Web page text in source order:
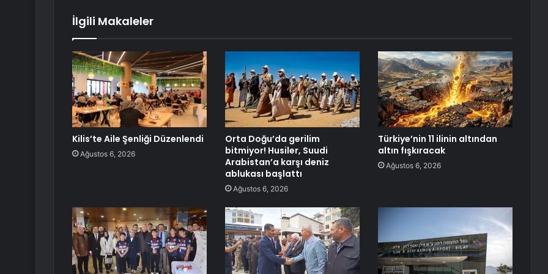
İlgili Makaleler
Kilis’te Aile Şenliği Düzenlendi
Ağustos 6, 2026
Orta Doğu’da gerilim
bitmiyor! Husiler, Suudi
Arabistan’a karşı deniz
ablukası başlattı
Ağustos 6, 2026
Türkiye’nin 11 ilinin altından
altın fışkıracak
Ağustos 6, 2026